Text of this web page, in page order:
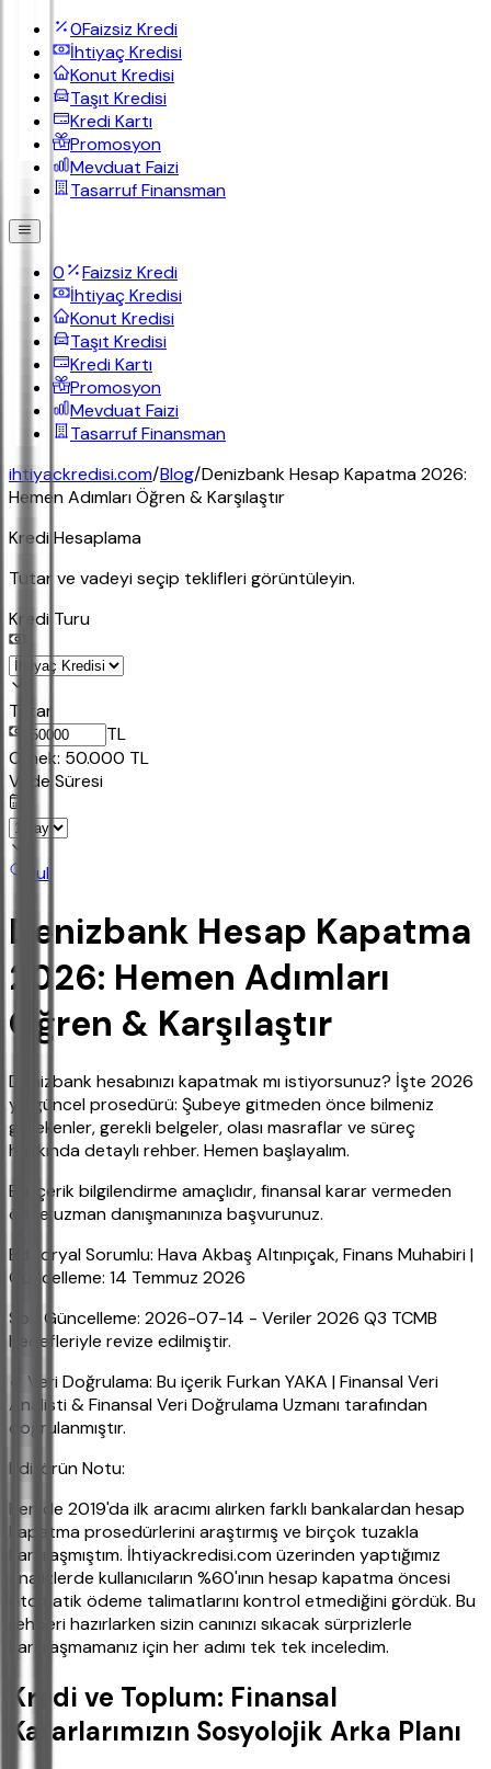
0Faizsiz Kredi
İhtiyaç Kredisi
Konut Kredisi
Taşıt Kredisi
Kredi Kartı
Promosyon
Mevduat Faizi
Tasarruf Finansman
0
Faizsiz Kredi
İhtiyaç Kredisi
Konut Kredisi
Taşıt Kredisi
Kredi Kartı
Promosyon
Mevduat Faizi
Tasarruf Finansman
ihtiyackredisi.com/Blog/Denizbank Hesap Kapatma 2026:
Hemen Adımları Öğren & Karşılaştır
Kredi Hesaplama
Tutar ve vadeyi seçip teklifleri görüntüleyin.
Kredi Turu
Tutar
TL
Ornek: 50.000 TL
Vade Süresi
Bul
Denizbank Hesap Kapatma
2026: Hemen Adımları
Öğren & Karşılaştır
Denizbank hesabınızı kapatmak mı istiyorsunuz? İşte 2026
yılı güncel prosedürü: Şubeye gitmeden önce bilmeniz
gerekenler, gerekli belgeler, olası masraflar ve süreç
hakkında detaylı rehber. Hemen başlayalım.
Bu içerik bilgilendirme amaçlıdır, finansal karar vermeden
önce uzman danışmanınıza başvurunuz.
Editoryal Sorumlu: Hava Akbaş Altınpıçak, Finans Muhabiri |
Güncelleme: 14 Temmuz 2026
Son Güncelleme: 2026-07-14 - Veriler 2026 Q3 TCMB
hedefleriyle revize edilmiştir.
✔ Veri Doğrulama: Bu içerik Furkan YAKA | Finansal Veri
Analisti & Finansal Veri Doğrulama Uzmanı tarafından
doğrulanmıştır.
Editörün Notu:
Ben de 2019'da ilk aracımı alırken farklı bankalardan hesap
kapatma prosedürlerini araştırmış ve birçok tuzakla
karşılaşmıştım. İhtiyackredisi.com üzerinden yaptığımız
analizlerde kullanıcıların %60'ının hesap kapatma öncesi
otomatik ödeme talimatlarını kontrol etmediğini gördük. Bu
rehberi hazırlarken sizin canınızı sıkacak sürprizlerle
karşılaşmamanız için her adımı tek tek inceledim.
Kredi ve Toplum: Finansal
Kararlarımızın Sosyolojik Arka Planı